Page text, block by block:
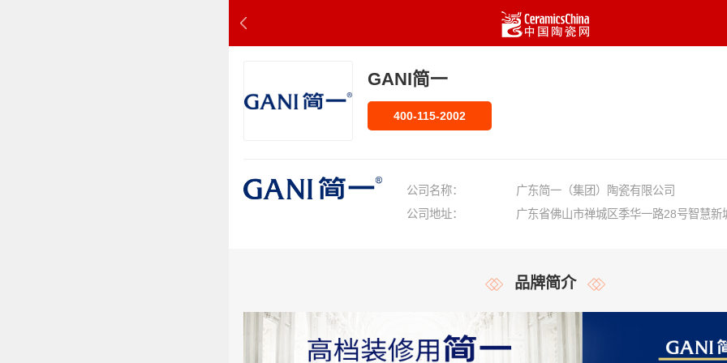
GANI简一
400-115-2002
公司名称：
广东简一（集团）陶瓷有限公司
公司地址：
广东省佛山市禅城区季华一路28号智慧新
品牌简介